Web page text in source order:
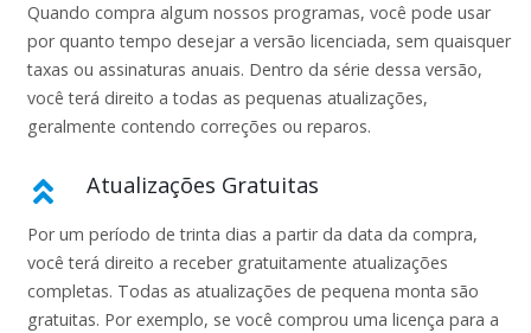
Quando compra algum nossos programas, você pode usar
por quanto tempo desejar a versão licenciada, sem quaisquer
taxas ou assinaturas anuais. Dentro da série dessa versão,
você terá direito a todas as pequenas atualizações,
geralmente contendo correções ou reparos.
Atualizações Gratuitas
Por um período de trinta dias a partir da data da compra,
você terá direito a receber gratuitamente atualizações
completas. Todas as atualizações de pequena monta são
gratuitas. Por exemplo, se você comprou uma licença para a